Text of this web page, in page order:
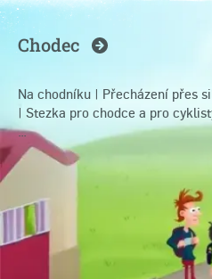
Chodec
Na chodníku | Přecházení přes
| Stezka pro chodce a pro
…